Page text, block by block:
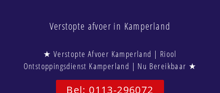
Verstopte afvoer in Kamperland
★ Verstopte Afvoer Kamperland | Riool
Ontstoppingsdienst Kamperland | Nu Bereikbaar ★
Bel: 0113-296072